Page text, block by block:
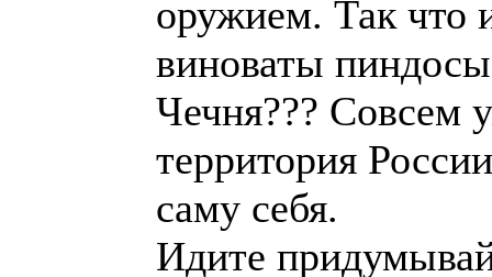
оружием. Так что
виноваты
Чечня??? Совсем
территория
саму себя.
Идите